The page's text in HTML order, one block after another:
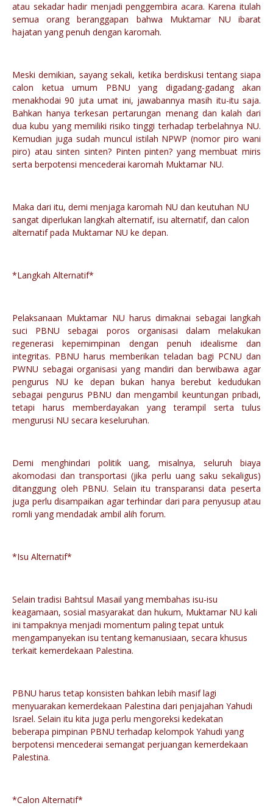
atau sekadar hadir menjadi penggembira acara. Karena itulah
semua orang beranggapan bahwa Muktamar NU ibarat
hajatan yang penuh dengan karomah.
Meski demikian, sayang sekali, ketika berdiskusi tentang siapa
calon ketua umum PBNU yang digadang-gadang akan
menakhodai 90 juta umat ini, jawabannya masih itu-itu saja.
Bahkan hanya terkesan pertarungan menang dan kalah dari
dua kubu yang memiliki risiko tinggi terhadap terbelahnya NU.
Kemudian juga sudah muncul istilah NPWP (nomor piro wani
piro) atau sinten sinten? Pinten pinten? yang membuat miris
serta berpotensi mencederai karomah Muktamar NU.
Maka dari itu, demi menjaga karomah NU dan keutuhan NU
sangat diperlukan langkah alternatif, isu alternatif, dan calon
alternatif pada Muktamar NU ke depan.
*Langkah Alternatif*
Pelaksanaan Muktamar NU harus dimaknai sebagai langkah
suci PBNU sebagai poros organisasi dalam melakukan
regenerasi kepemimpinan dengan penuh idealisme dan
integritas. PBNU harus memberikan teladan bagi PCNU dan
PWNU sebagai organisasi yang mandiri dan berwibawa agar
pengurus NU ke depan bukan hanya berebut kedudukan
sebagai pengurus PBNU dan mengambil keuntungan pribadi,
tetapi harus memberdayakan yang terampil serta tulus
mengurusi NU secara keseluruhan.
Demi menghindari politik uang, misalnya, seluruh biaya
akomodasi dan transportasi (jika perlu uang saku sekaligus)
ditanggung oleh PBNU. Selain itu transparansi data peserta
juga perlu disampaikan agar terhindar dari para penyusup atau
romli yang mendadak ambil alih forum.
*Isu Alternatif*
Selain tradisi Bahtsul Masail yang membahas isu-isu
keagamaan, sosial masyarakat dan hukum, Muktamar NU kali
ini tampaknya menjadi momentum paling tepat untuk
mengampanyekan isu tentang kemanusiaan, secara khusus
terkait kemerdekaan Palestina.
PBNU harus tetap konsisten bahkan lebih masif lagi
menyuarakan kemerdekaan Palestina dari penjajahan Yahudi
Israel. Selain itu kita juga perlu mengoreksi kedekatan
beberapa pimpinan PBNU terhadap kelompok Yahudi yang
berpotensi mencederai semangat perjuangan kemerdekaan
Palestina.
*Calon Alternatif*